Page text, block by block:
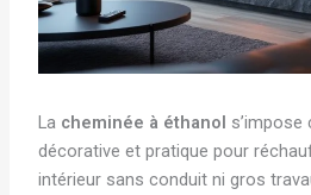
La cheminée à éthanol
décorative et pratique pour
intérieur sans conduit ni gros